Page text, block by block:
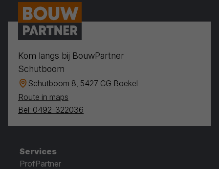
Kom langs bij BouwPartner
Schutboom
Schutboom 8, 5427 CG Boekel
Route in maps
Bel: 0492-322036
Services
ProfPartner